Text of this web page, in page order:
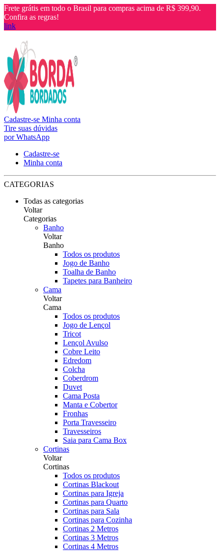
Frete grátis em todo o Brasil para compras acima de R$ 399,90.
Confira as regras!
link
Cadastre-se Minha conta
Tire suas dúvidas
por WhatsApp
Cadastre-se
Minha conta
CATEGORIAS
Todas as categorias
Voltar
Categorias
Banho
Voltar
Banho
Todos os produtos
Jogo de Banho
Toalha de Banho
Tapetes para Banheiro
Cama
Voltar
Cama
Todos os produtos
Jogo de Lençol
Tricot
Lençol Avulso
Cobre Leito
Edredom
Colcha
Coberdrom
Duvet
Cama Posta
Manta e Cobertor
Fronhas
Porta Travesseiro
Travesseiros
Saia para Cama Box
Cortinas
Voltar
Cortinas
Todos os produtos
Cortinas Blackout
Cortinas para Igreja
Cortinas para Quarto
Cortinas para Sala
Cortinas para Cozinha
Cortinas 2 Metros
Cortinas 3 Metros
Cortinas 4 Metros